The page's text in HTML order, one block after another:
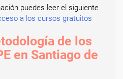
puedes leer el siguiente
a los cursos gratuitos
de los
en Santiago de